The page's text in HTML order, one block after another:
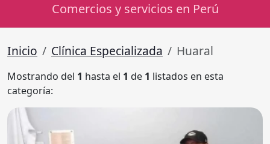
Comercios y servicios en Perú
Inicio Clínica Especializada Huaral
Mostrando del 1 hasta el 1 de 1 listados en esta
categoría: